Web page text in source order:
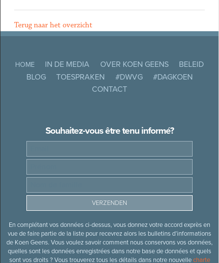
Terug naar het overzicht
HOME IN DE MEDIA OVER KOEN GEENS
BELEID
BLOG
TOESPRAKEN #DWVG
#DAGKOEN
CONTACT
Souhaitez-vous être tenu informé?
En complétant vos données ci-dessus, vous donnez votre accord exprès en
vue de faire partie de la liste pour recevrez alors les bulletins d’informations
de Koen Geens. Vous voulez savoir comment nous conservons vos données,
quelles sont les données enregistrées dans notre base de données et quels
sont vos droits ? Vous trouverez tous les détails dans notre nouvellecharte